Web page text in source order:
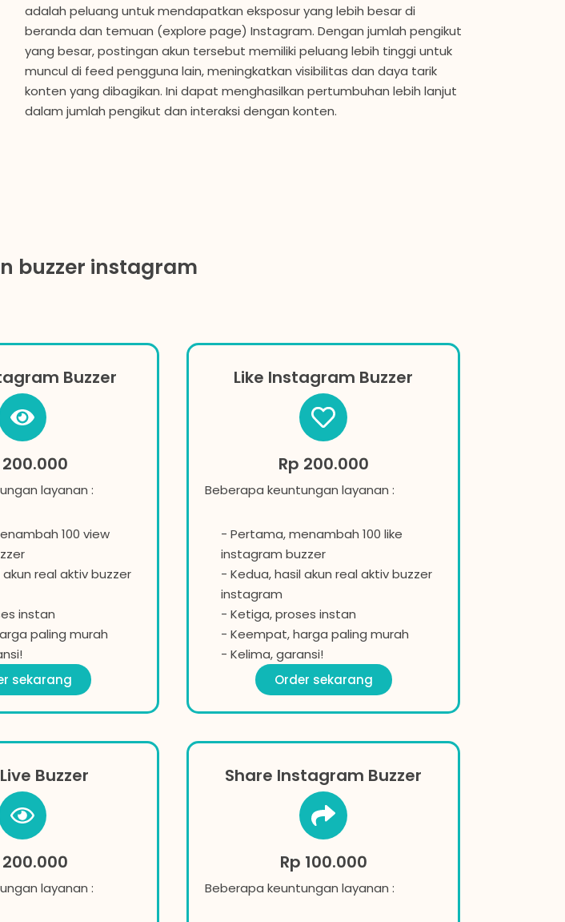
adalah peluang untuk mendapatkan eksposur yang lebih besar di
beranda dan temuan (explore page) Instagram. Dengan jumlah pengikut
yang besar, postingan akun tersebut memiliki peluang lebih tinggi untuk
muncul di feed pengguna lain, meningkatkan visibilitas dan daya tarik
konten yang dibagikan. Ini dapat menghasilkan pertumbuhan lebih lanjut
dalam jumlah pengikut dan interaksi dengan konten.
buzzer instagram
Buzzer
200.000
layanan :
100 view
real aktiv buzzer
instan
paling murah
sekarang
Like Instagram Buzzer
Rp 200.000
Beberapa keuntungan layanan :
- Pertama, menambah 100 like
instagram buzzer
- Kedua, hasil akun real aktiv buzzer
instagram
- Ketiga, proses instan
- Keempat, harga paling murah
- Kelima, garansi!
Order sekarang
Buzzer
200.000
layanan :
Share Instagram Buzzer
Rp 100.000
Beberapa keuntungan layanan :